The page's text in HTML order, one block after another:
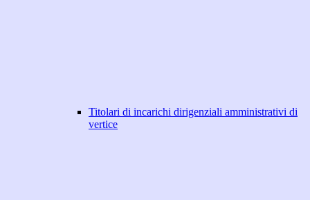
Titolari di incarichi dirigenziali amministrativi di
vertice